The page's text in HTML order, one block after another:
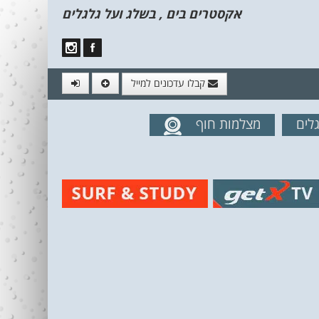
אקסטרים בים , בשלג ועל גלגלים
קבלו עדכונים למייל
מהאתרמצלמות חוף